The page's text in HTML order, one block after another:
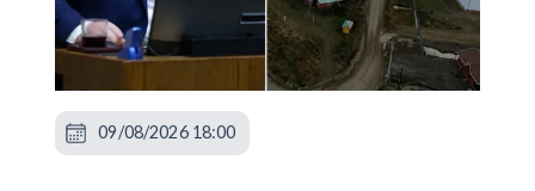
09/08/2026 18:00